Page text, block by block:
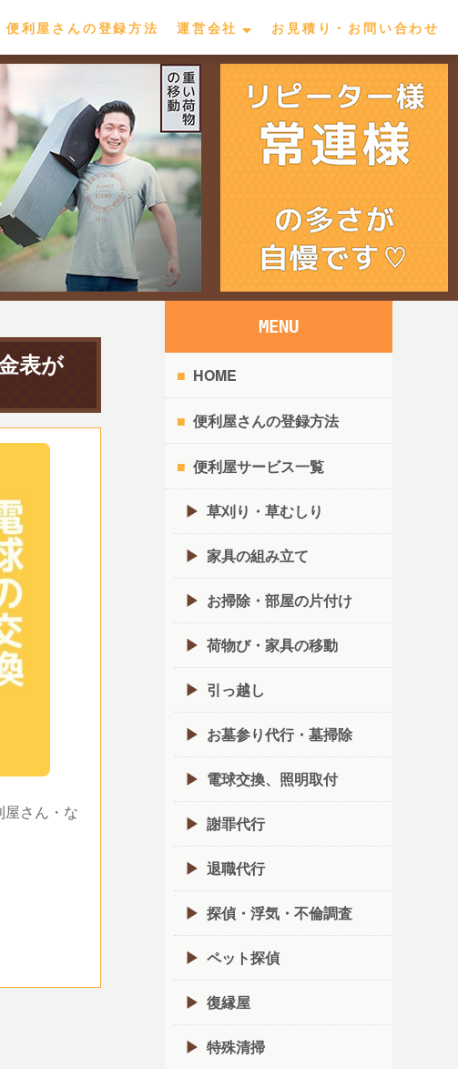
便利屋さんの登録方法 運営会社 お見積り・お問い合わせ
表が
さん・な
MENU
HOME
便利屋さんの登録方法
便利屋サービス一覧
草刈り・草むしり
家具の組み立て
お掃除・部屋の片付け
荷物び・家具の移動
引っ越し
お墓参り代行・墓掃除
電球交換、照明取付
謝罪代行
退職代行
探偵・浮気・不倫調査
ペット探偵
復縁屋
特殊清掃